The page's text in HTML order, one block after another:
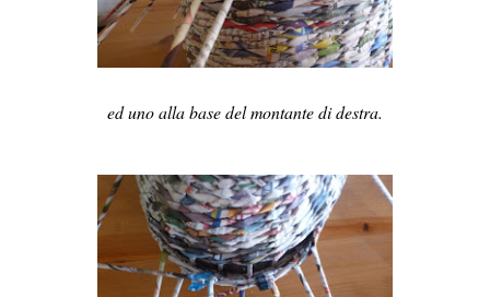
ed uno alla base del montante di destra.